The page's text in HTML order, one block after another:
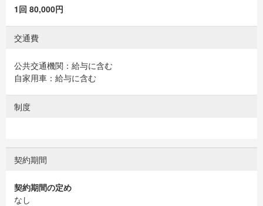
1回 80,000円
交通費
公共交通機関：給与に含む
自家用車：給与に含む
制度
契約期間
契約期間の定め
なし